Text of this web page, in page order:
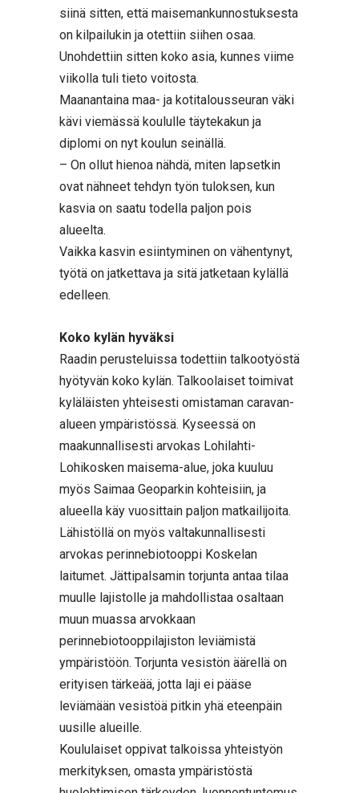
siinä sitten, että maisemankunnostuksesta
on kilpailukin ja otettiin siihen osaa.
Unohdettiin sitten koko asia, kunnes viime
viikolla tuli tieto voitosta.
Maanantaina maa- ja kotitalousseuran väki
kävi viemässä koululle täytekakun ja
diplomi on nyt koulun seinällä.
– On ollut hienoa nähdä, miten lapsetkin
ovat nähneet tehdyn työn tuloksen, kun
kasvia on saatu todella paljon pois
alueelta.
Vaikka kasvin esiintyminen on vähentynyt,
työtä on jatkettava ja sitä jatketaan kylällä
edelleen.
Koko kylän hyväksi
Raadin perusteluissa todettiin talkootyöstä
hyötyvän koko kylän. Talkoolaiset toimivat
kyläläisten yhteisesti omistaman caravan-
alueen ympäristössä. Kyseessä on
maakunnallisesti arvokas Lohilahti-
Lohikosken maisema-alue, joka kuuluu
myös Saimaa Geoparkin kohteisiin, ja
alueella käy vuosittain paljon matkailijoita.
Lähistöllä on myös valtakunnallisesti
arvokas perinnebiotooppi Koskelan
laitumet. Jättipalsamin torjunta antaa tilaa
muulle lajistolle ja mahdollistaa osaltaan
muun muassa arvokkaan
perinnebiotooppilajiston leviämistä
ympäristöön. Torjunta vesistön äärellä on
erityisen tärkeää, jotta laji ei pääse
leviämään vesistöä pitkin yhä eteenpäin
uusille alueille.
Koululaiset oppivat talkoissa yhteistyön
merkityksen, omasta ympäristöstä